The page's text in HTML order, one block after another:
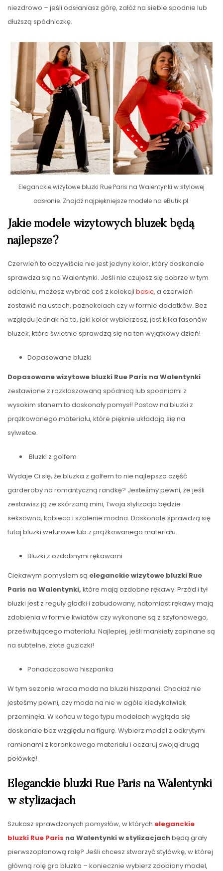
niezdrowo – jeśli odsłaniasz górę, załóż na siebie spodnie lub
dłuższą spódniczkę.
Eleganckie wizytowe bluzki Rue Paris na Walentynki w stylowej
odsłonie. Znajdź najpiękniejsze modele na eButik.pl.
Jakie modele wizytowych bluzek będą
najlepsze?
Czerwień to oczywiście nie jest jedyny kolor, który doskonale
sprawdza się na Walentynki. Jeśli nie czujesz się dobrze w tym
odcieniu, możesz wybrać coś z kolekcji basic, a czerwień
zostawić na ustach, paznokciach czy w formie dodatków. Bez
względu jednak na to, jaki kolor wybierzesz, jest kilka fasonów
bluzek, które świetnie sprawdzą się na ten wyjątkowy dzień!
Dopasowane bluzki
Dopasowane wizytowe bluzki Rue Paris na Walentynki
zestawione z rozkloszowaną spódnicą lub spodniami z
wysokim stanem to doskonały pomysł! Postaw na bluzki z
prążkowanego materiału, które pięknie układają się na
sylwetce.
Bluzki z golfem
Wydaje Ci się, że bluzka z golfem to nie najlepsza część
garderoby na romantyczną randkę? Jesteśmy pewni, że jeśli
zestawisz ją ze skórzaną mini, Twoja stylizacja będzie
seksowna, kobieca i szalenie modna. Doskonale sprawdzą się
tutaj bluzki welurowe lub z prążkowanego materiału.
Bluzki z ozdobnymi rękawami
Ciekawym pomysłem są eleganckie wizytowe bluzki Rue
Paris na Walentynki, które mają ozdobne rękawy. Przód i tył
bluzki jest z reguły gładki i zabudowany, natomiast rękawy mają
zdobienia w formie kwiatów czy wykonane są z szyfonowego,
prześwitującego materiału. Najlepiej, jeśli mankiety zapinane są
na subtelne, złote guziczki!
Ponadczasowa hiszpanka
W tym sezonie wraca moda na bluzki hiszpanki. Chociaż nie
jesteśmy pewni, czy moda na nie w ogóle kiedykolwiek
przeminęła. W końcu w tego typu modelach wygląda się
doskonale bez względu na figurę. Wybierz model z odkrytymi
ramionami z koronkowego materiału i oczaruj swoją drugą
połówkę!
Eleganckie bluzki Rue Paris na Walentynki
w stylizacjach
Szukasz sprawdzonych pomysłów, w których eleganckie
bluzki Rue Paris na Walentynki w stylizacjachbędą grały
pierwszoplanową rolę? Jeśli chcesz stworzyć stylówkę, w której
główną rolę gra bluzka – koniecznie wybierz zdobiony model,